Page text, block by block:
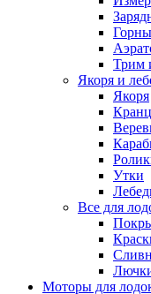
Трим
Якоря и
Якоря
Утки
Все для
Моторы для